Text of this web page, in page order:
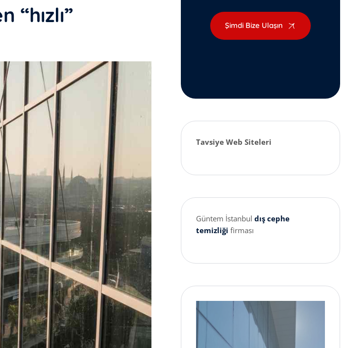
Şimdi Bize Ulaşın
Tavsiye Web Siteleri
Güntem İstanbul dış cephe
temizliği firması